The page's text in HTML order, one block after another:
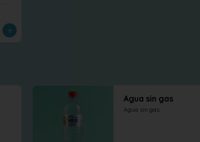
Agua sin gas
Agua sin gas